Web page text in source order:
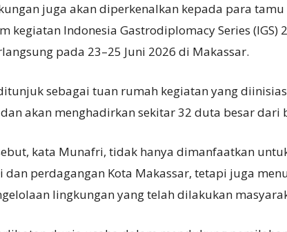
juga akan diperkenalkan kepada para
kegiatan Indonesia Gastrodiplomacy Series (IGS)
pada 23–25 Juni 2026 di Makassar.
sebagai tuan rumah kegiatan yang
akan menghadirkan sekitar 32 duta besar dari
kata Munafri, tidak hanya dimanfaatkan
dan perdagangan Kota Makassar, tetapi juga
lingkungan yang telah dilakukan